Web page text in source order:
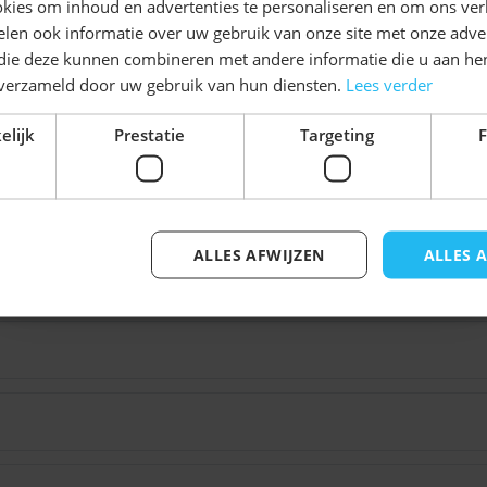
uitstraling en
strik voegt een
en opvallende
een complete
hoeft aan te schaffen.
blouseof
met deze 3-delige
vol gezelligheid, muziek
om inhoud en advertenties te personaliseren en om ons
ook informatie over uw gebruik van onze site met onze
deze kunnen combineren met andere informatie die u aan
door uw gebruik van hun diensten. Lees verder
Prestatie Targeting
ALLES
ALLES AFWIJZEN
Schrijf je nu in voor de nieuwsbrief en ontvang toegang
tot exclusieve kortingen!
Voor- en achternaam
Inschrijven